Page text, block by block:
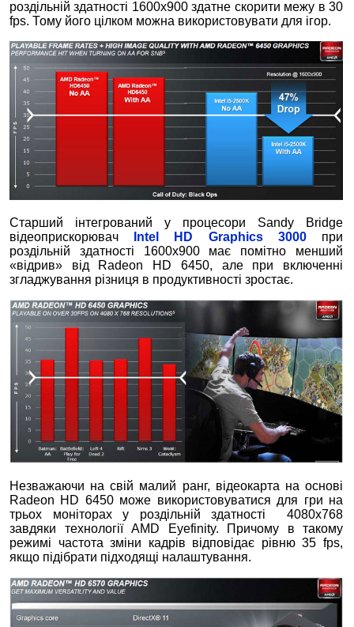
роздільній здатності 1600х900 здатне скорити межу в 30
fps. Тому його цілком можна використовувати для ігор.
Старший інтегрований у процесори Sandy Bridge
відеоприскорювач
Intel HD Graphics 3000при
роздільній здатності 1600х900 має помітно менший
«відрив» від Radeon HD 6450, але при включенні
згладжування різниця в продуктивності зростає.
Незважаючи на свій малий ранг, відеокарта на основі
Radeon HD 6450 може використовуватися для гри на
трьох моніторах у роздільній здатності 4080х768
завдяки технології AMD Eyefinity. Причому в такому
режимі частота зміни кадрів відповідає рівню 35 fps,
якщо підібрати підходящі налаштування.